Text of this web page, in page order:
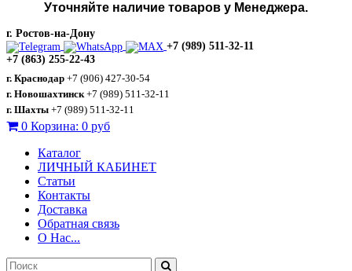
Уточняйте наличие товаров у Менеджера.
г. Ростов-на-Дону
+7 (989) 511-32-11
+7 (863) 255-22-43
г. Краснодар +7 (906) 427-30-54
г. Новошахтинск +7 (989) 511-32-11
г. Шахты +7 (989) 511-32-11
0 Корзина: 0 руб
Каталог
ЛИЧНЫЙ КАБИНЕТ
Статьи
Контакты
Доставка
Обратная связь
О Нас...